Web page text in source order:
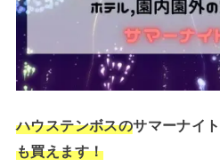
ハウステンボスのサマーナイト
も買えます！